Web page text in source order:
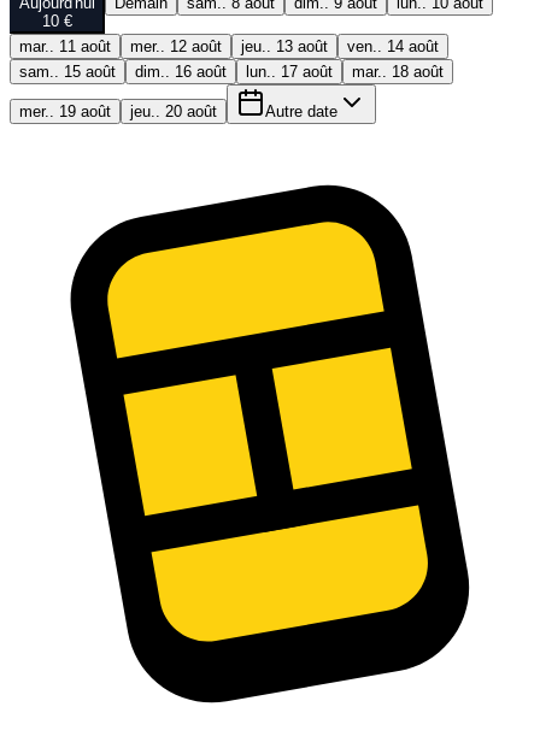
10 €
mar.. 11 août mer.. 12 août jeu.. 13 août
ven.. 14 août
sam.. 15 août
dim.. 16 août lun.. 17 août mar.. 18 août
mer.. 19 août jeu.. 20 août Autre date